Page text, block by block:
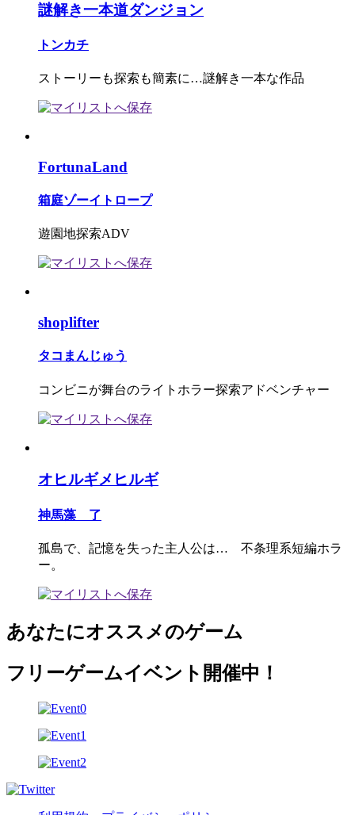
謎解き一本道ダンジョン
トンカチ
ストーリーも探索も簡素に…謎解き一本な作品
FortunaLand
箱庭ゾーイトロープ
遊園地探索ADV
shoplifter
タコまんじゅう
コンビニが舞台のライトホラー探索アドベンチャー
オヒルギメヒルギ
神馬藻 了
孤島で、記憶を失った主人公は… 不条理系短編ホラ
ー。
あなたにオススメのゲーム
フリーゲームイベント開催中！